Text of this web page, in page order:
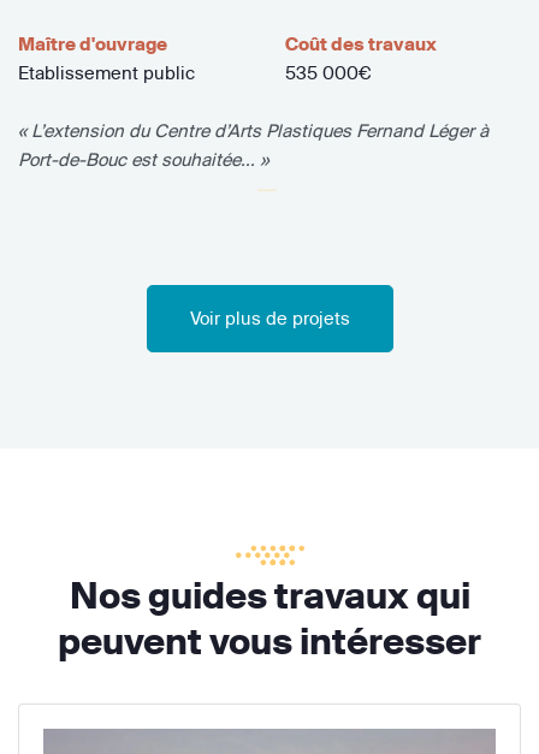
Maître d'ouvrage
Etablissement public
Coût des travaux
535 000€
« L’extension du Centre d’Arts Plastiques Fernand Léger à
Port-de-Bouc est souhaitée... »
Voir plus de projets
Nos guides travaux qui
peuvent vous intéresser